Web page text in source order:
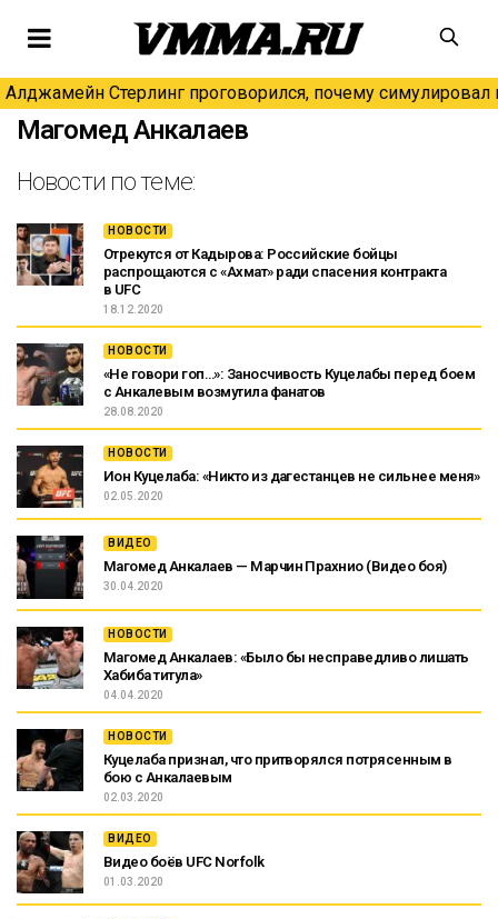
Алджамейн Стерлинг проговорился, почему симулировал
Магомед Анкалаев
Новости по теме:
НОВОСТИ
Отрекутся от Кадырова: Российские бойцы
распрощаются с «Ахмат» ради спасения контракта
в UFC
18.12.2020
НОВОСТИ
«Не говори гоп…»: Заносчивость Куцелабы перед боем
с Анкалевым возмутила фанатов
28.08.2020
НОВОСТИ
Ион Куцелаба: «Никто из дагестанцев не сильнее меня»
02.05.2020
ВИДЕО
Магомед Анкалаев — Марчин Прахнио (Видео боя)
30.04.2020
НОВОСТИ
Магомед Анкалаев: «Было бы несправедливо лишать
Хабиба титула»
04.04.2020
НОВОСТИ
Куцелаба признал, что притворялся потрясенным в
бою с Анкалаевым
02.03.2020
ВИДЕО
Видео боёв UFC Norfolk
01.03.2020